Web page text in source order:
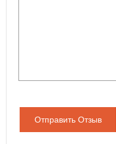
Отправить Отзыв